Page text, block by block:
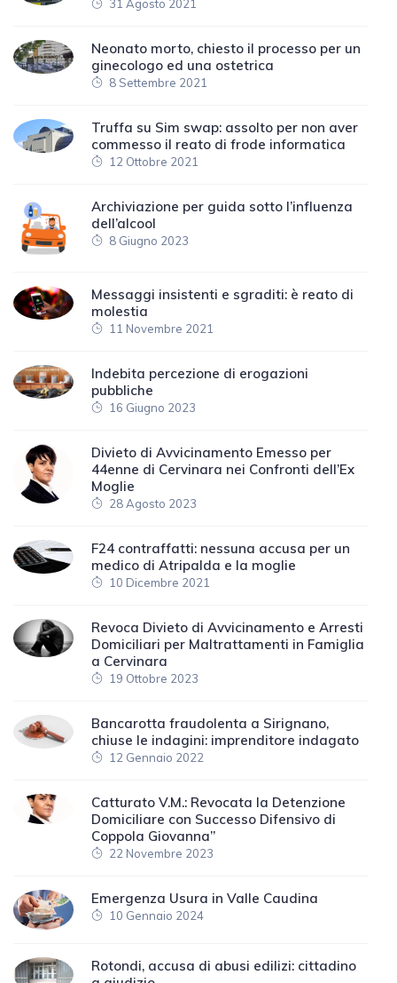
31 Agosto 2021
Neonato morto, chiesto il processo per un
ginecologo ed una ostetrica
8 Settembre 2021
Truffa su Sim swap: assolto per non aver
commesso il reato di frode informatica
12 Ottobre 2021
Archiviazione per guida sotto l’influenza
dell’alcool
8 Giugno 2023
Messaggi insistenti e sgraditi: è reato di
molestia
11 Novembre 2021
Indebita percezione di erogazioni
pubbliche
16 Giugno 2023
Divieto di Avvicinamento Emesso per
44enne di Cervinara nei Confronti dell’Ex
Moglie
28 Agosto 2023
F24 contraffatti: nessuna accusa per un
medico di Atripalda e la moglie
10 Dicembre 2021
Revoca Divieto di Avvicinamento e Arresti
Domiciliari per Maltrattamenti in Famiglia
a Cervinara
19 Ottobre 2023
Bancarotta fraudolenta a Sirignano,
chiuse le indagini: imprenditore indagato
12 Gennaio 2022
Catturato V.M.: Revocata la Detenzione
Domiciliare con Successo Difensivo di
Coppola Giovanna”
22 Novembre 2023
Emergenza Usura in Valle Caudina
10 Gennaio 2024
Rotondi, accusa di abusi edilizi: cittadino